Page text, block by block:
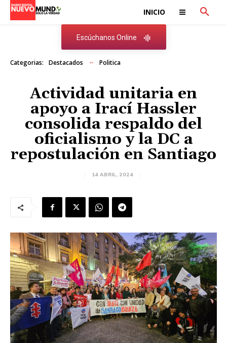
INICIO
Escúchanos Online
Categorias: Destacados Politica
Actividad unitaria en
apoyo a Irací Hassler
consolida respaldo del
oficialismo y la DC a
repostulación en Santiago
14 ABRIL, 2024